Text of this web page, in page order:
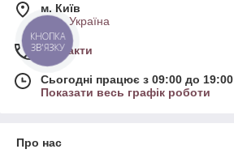
м. Київ
Київ, Україна
Контакти
Сьогодні працює з 09:00 до 19:00
Показати весь графік роботи
Про нас
КНОПКА
ЗВ'ЯЗКУ